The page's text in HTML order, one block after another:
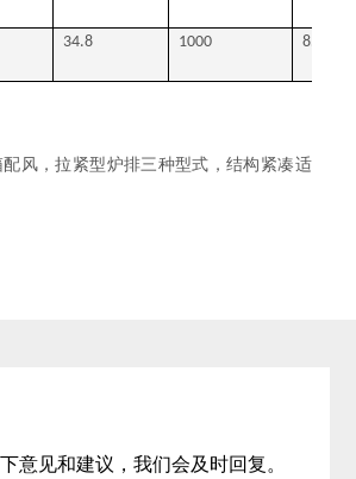
34.8 1000 8500
风，拉紧型炉排三种型式，结构紧凑适
意见和建议，我们会及时回复。